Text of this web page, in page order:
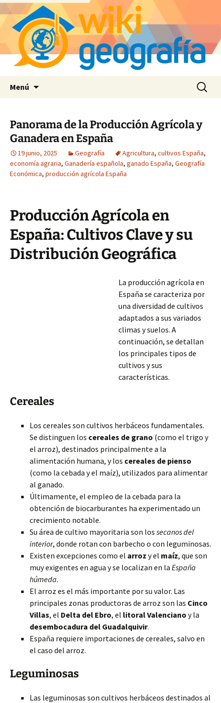
Menú Buscar:
Panorama de la Producción Agrícola y
Ganadera en España
19 junio, 2025 Geografía Agricultura, cultivos España,
economía agraria, Ganadería española, ganado España, Geografía
Económica, producción agrícola España
Producción Agrícola en
España: Cultivos Clave y su
Distribución Geográfica
La producción agrícola en
España se caracteriza por
una diversidad de cultivos
adaptados a sus variados
climas y suelos. A
continuación, se detallan
los principales tipos de
cultivos y sus
características.
Cereales
Los cereales son cultivos herbáceos fundamentales.
Se distinguen los cereales de grano (como el trigo y
el arroz), destinados principalmente a la
alimentación humana, y los cereales de pienso
(como la cebada y el maíz), utilizados para alimentar
al ganado.
Últimamente, el empleo de la cebada para la
obtención de biocarburantes ha experimentado un
crecimiento notable.
Su área de cultivo mayoritaria son los secanos del
interior, donde rotan con barbecho o con leguminosas.
Existen excepciones como el arroz y el maíz, que son
muy exigentes en agua y se localizan en la España
húmeda.
El arroz es el más importante por su valor. Las
principales zonas productoras de arroz son las Cinco
Villas, el Delta del Ebro, el litoral Valenciano y la
desembocadura del Guadalquivir.
España requiere importaciones de cereales, salvo en
el caso del arroz.
Leguminosas
Las leguminosas son cultivos herbáceos destinados al